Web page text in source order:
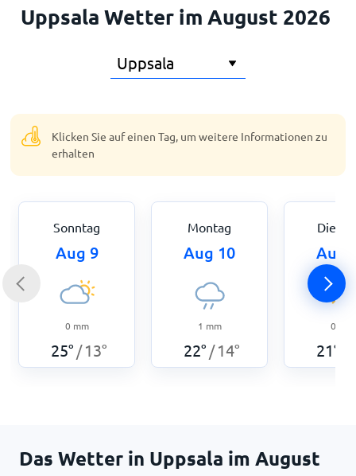
Uppsala Wetter im August 2026
Klicken Sie auf einen Tag, um weitere Informationen zu
erhalten
Sonntag
Aug 9
0 mm
25° / 13°
Montag
Aug 10
1 mm
22° / 14°
Aug
0
21°
Das Wetter in Uppsala im August